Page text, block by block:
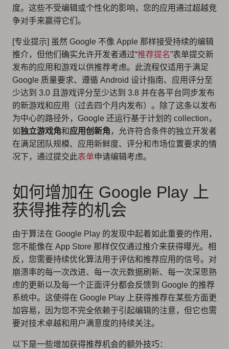
度。这些不受编辑或个性化的影响，您的应用通过超越竞
争对手来赢得它们。
[专业提示] 虽然 Google 不像 Apple 那样接受持续的编辑
推介，但他们确实允许开发者通过“推荐提名”表单提交新
发布的应用和游戏以供推荐考虑。此流程仅适用于满足
Google 质量要求、遵循 Android 设计指南、应用评分至
少达到 3.0 且游戏评分至少达到 3.8 并在各平台同步发布
的新游戏和应用（过去四个月内发布）。除了这条以发布
为中心的路径外，Google 还运行基于计划的 collection，
如独立游戏角和应用创新角 ，允许符合条件的独立开发者
在满足团队规模、应用新鲜度、评分和市场位置要求的情
况下，通过提交此表单申请编辑考虑。
如何增加在 Google Play 上
获得推荐的机会
由于算法在 Google Play 的发现中起着如此重要的作用，
您不能像在 App Store 那样仅仅通过推介来获得曝光。相
反，您需要持续优化算法用于评估和推荐应用的信号。对
崩溃率的每一次改进、每一次元数据刷新、每一次深思熟
虑的更新以及每一个正面评分都会反馈到 Google 的推荐
系统中。这使得在 Google Play 上获得推荐在某些方面更
加容易，因为您不完全依赖于引起编辑的注意，但它也需
要对技术卓越和用户满意度的持续关注。
以下是一些增加获得推荐机会的额外技巧：